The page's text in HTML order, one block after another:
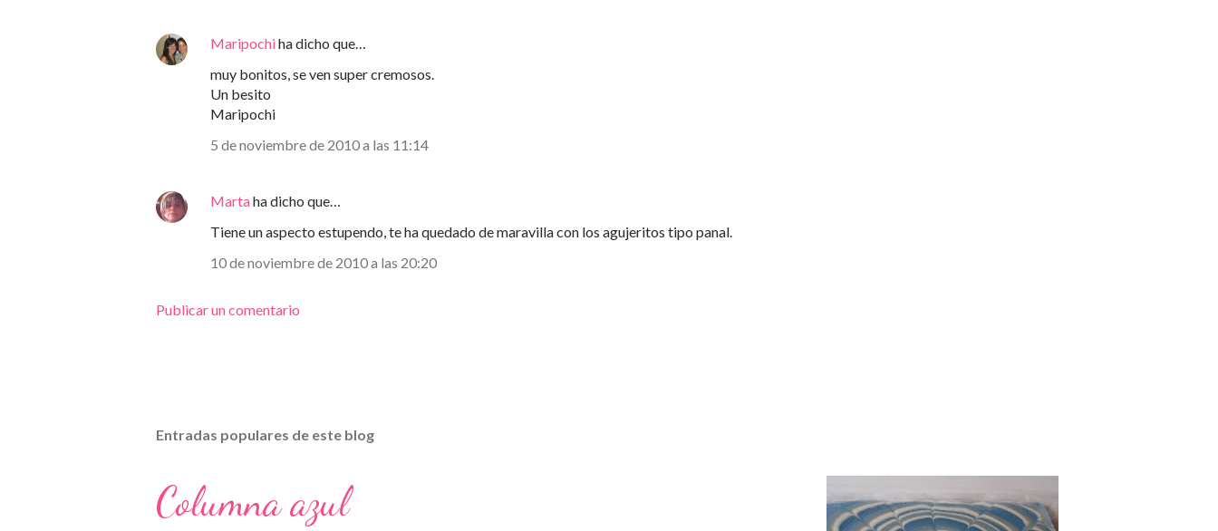
Maripochiha dicho que…
muy bonitos, se ven super cremosos.
Un besito
Maripochi
5 de noviembre de 2010 a las 11:14
Martaha dicho que…
Tiene un aspecto estupendo, te ha quedado de maravilla con los agujeritos tipo panal.
10 de noviembre de 2010 a las 20:20
Publicar un comentario
Entradas populares de este blog
Columna azul